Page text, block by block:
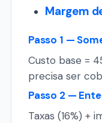
Margem
Passo 1 —
Custo base =
precisa ser
Passo 2 —
Taxas (16%) +